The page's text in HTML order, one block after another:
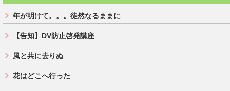
年が明けて。。。徒然なるままに
【告知】DV防止啓発講座
風と共に去りぬ
花はどこへ行った